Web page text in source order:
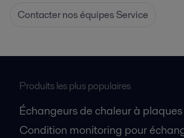
Contacter nos équipes Service
Produits les plus populaires
Échangeurs de chaleur à
Condition monitoring pour